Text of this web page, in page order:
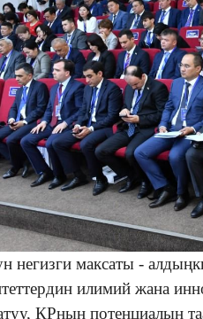
негизги максаты -
илимий жана
КРнын потенциалын